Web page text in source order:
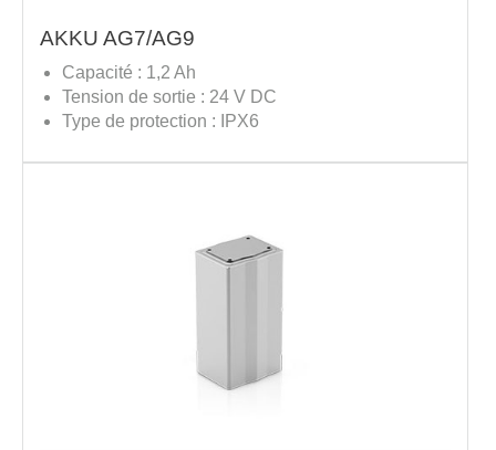
AKKU AG7/AG9
Capacité : 1,2 Ah
Tension de sortie : 24 V DC
Type de protection : IPX6